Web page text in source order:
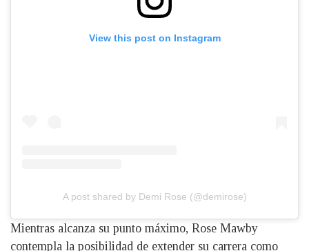
View this post on Instagram
A post shared by Demi Rose (@demirose)
Mientras alcanza su punto máximo, Rose Mawby
contempla la posibilidad de extender su carrera como